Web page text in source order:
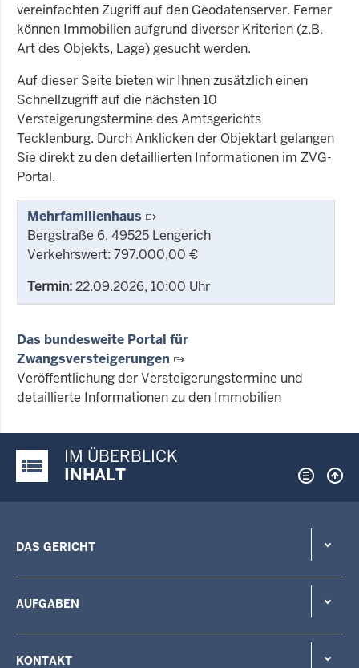
vereinfachten Zugriff auf den Geodatenserver. Ferner
können Immobilien aufgrund diverser Kriterien (z.B.
Art des Objekts, Lage) gesucht werden.
Auf dieser Seite bieten wir Ihnen zusätzlich einen
Schnellzugriff auf die nächsten 10
Versteigerungstermine des Amtsgerichts
Tecklenburg. Durch Anklicken der Objektart gelangen
Sie direkt zu den detaillierten Informationen im ZVG-
Portal.
Mehrfamilienhaus
Bergstraße 6, 49525 Lengerich
Verkehrswert: 797.000,00 €
Termin:22.09.2026, 10:00 Uhr
Das bundesweite Portal für
Zwangsversteigerungen
Veröffentlichung der Versteigerungstermine und
detaillierte Informationen zu den Immobilien
Justiz-Portal im Überblick:
IM ÜBERBLICK
INHALT
DAS GERICHT
AUFGABEN
KONTAKT